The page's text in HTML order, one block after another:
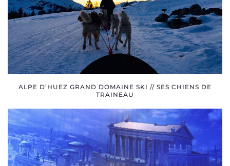
ALPE D’HUEZ GRAND DOMAINE SKI // SES CHIENS DE
TRAINEAU